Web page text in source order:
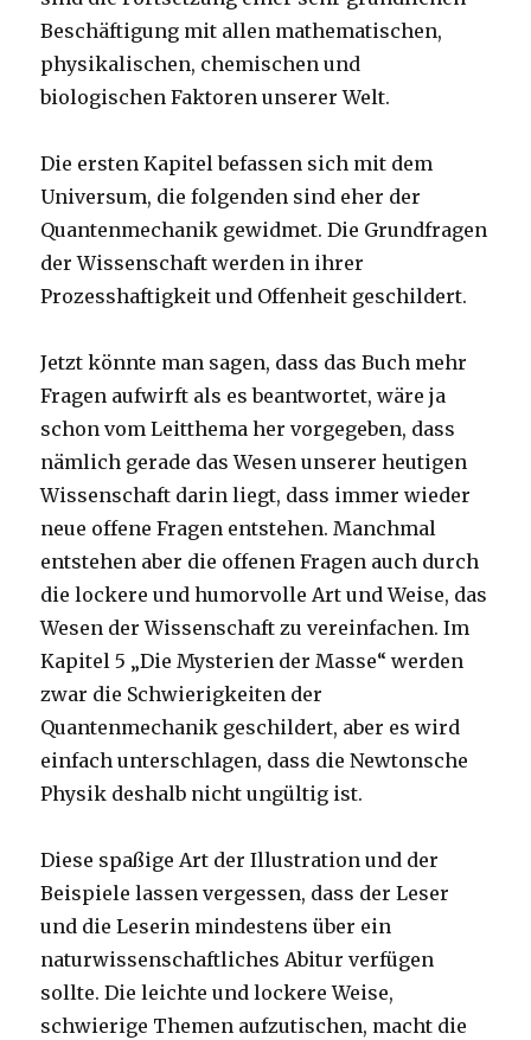
Beschäftigung mit allen mathematischen,
physikalischen, chemischen und
biologischen Faktoren unserer Welt.
Die ersten Kapitel befassen sich mit dem
Universum, die folgenden sind eher der
Quantenmechanik gewidmet. Die Grundfragen
der Wissenschaft werden in ihrer
Prozesshaftigkeit und Offenheit geschildert.
Jetzt könnte man sagen, dass das Buch mehr
Fragen aufwirft als es beantwortet, wäre ja
schon vom Leitthema her vorgegeben, dass
nämlich gerade das Wesen unserer heutigen
Wissenschaft darin liegt, dass immer wieder
neue offene Fragen entstehen. Manchmal
entstehen aber die offenen Fragen auch durch
die lockere und humorvolle Art und Weise, das
Wesen der Wissenschaft zu vereinfachen. Im
Kapitel 5 „Die Mysterien der Masse“ werden
zwar die Schwierigkeiten der
Quantenmechanik geschildert, aber es wird
einfach unterschlagen, dass die Newtonsche
Physik deshalb nicht ungültig ist.
Diese spaßige Art der Illustration und der
Beispiele lassen vergessen, dass der Leser
und die Leserin mindestens über ein
naturwissenschaftliches Abitur verfügen
sollte. Die leichte und lockere Weise,
schwierige Themen aufzutischen, macht die